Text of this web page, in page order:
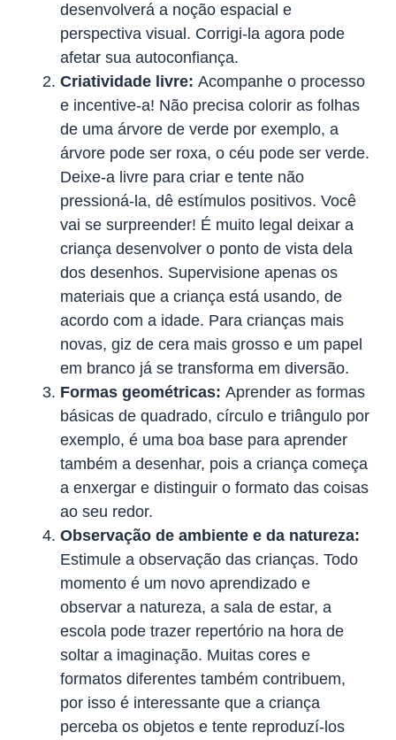
desenvolverá a noção espacial e
perspectiva visual. Corrigi-la agora pode
afetar sua autoconfiança.
Criatividade livre: Acompanhe o processo
e incentive-a! Não precisa colorir as folhas
de uma árvore de verde por exemplo, a
árvore pode ser roxa, o céu pode ser verde.
Deixe-a livre para criar e tente não
pressioná-la, dê estímulos positivos. Você
vai se surpreender! É muito legal deixar a
criança desenvolver o ponto de vista dela
dos desenhos. Supervisione apenas os
materiais que a criança está usando, de
acordo com a idade. Para crianças mais
novas, giz de cera mais grosso e um papel
em branco já se transforma em diversão.
Formas geométricas: Aprender as formas
básicas de quadrado, círculo e triângulo por
exemplo, é uma boa base para aprender
também a desenhar, pois a criança começa
a enxergar e distinguir o formato das coisas
ao seu redor.
Observação de ambiente e da natureza:
Estimule a observação das crianças. Todo
momento é um novo aprendizado e
observar a natureza, a sala de estar, a
escola pode trazer repertório na hora de
soltar a imaginação. Muitas cores e
formatos diferentes também contribuem,
por isso é interessante que a criança
perceba os objetos e tente reproduzí-los